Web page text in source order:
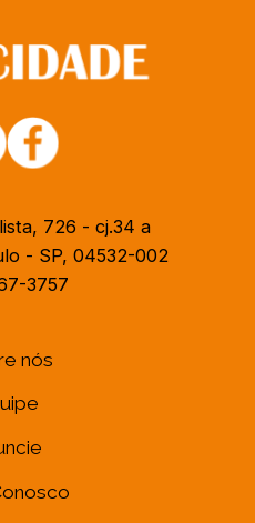
726 - cj.34 a
- SP, 04532-002
3757
nós